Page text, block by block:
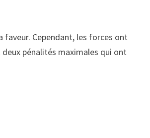
faveur. Cependant, les forces ont
pénalités maximales qui ont